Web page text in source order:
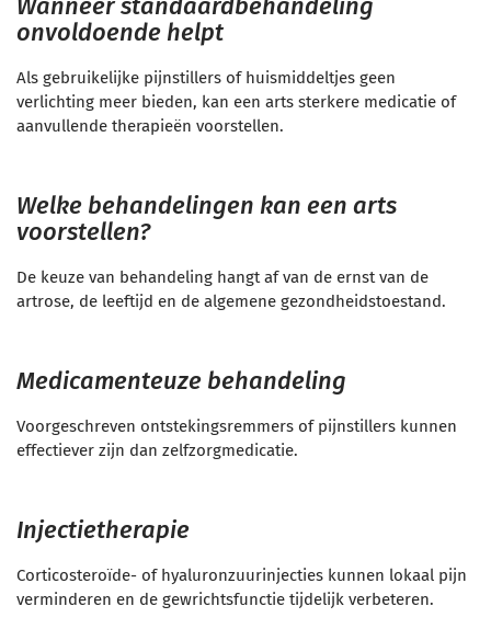
onvoldoende helpt
Als gebruikelijke pijnstillers of huismiddeltjes geen
verlichting meer bieden, kan een arts sterkere medicatie of
aanvullende therapieën voorstellen.
Welke behandelingen kan een arts
voorstellen?
De keuze van behandeling hangt af van de ernst van de
artrose, de leeftijd en de algemene gezondheidstoestand.
Medicamenteuze behandeling
Voorgeschreven ontstekingsremmers of pijnstillers kunnen
effectiever zijn dan zelfzorgmedicatie.
Injectietherapie
Corticosteroïde- of hyaluronzuurinjecties kunnen lokaal pijn
verminderen en de gewrichtsfunctie tijdelijk verbeteren.